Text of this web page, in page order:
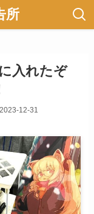
所
入れたぞ
2023-12-31